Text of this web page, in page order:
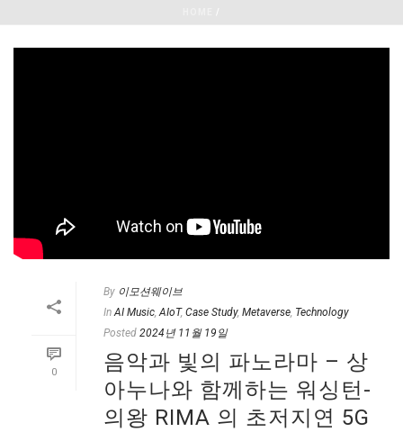
/
0
By 이모션웨이브
In AI Music,AIoT, Case Study, Metaverse, Technology
Posted 2024년 11월 19일
음악과 빛의 파노라마 – 상
아누나와 함께하는 워싱턴-
의왕 RIMA 의 초저지연 5G